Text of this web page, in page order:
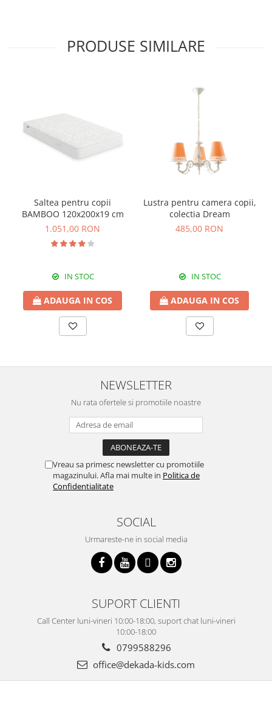
PRODUSE SIMILARE
Saltea pentru copii
BAMBOO 120x200x19 cm
1.051,00 RON
IN STOC
ADAUGA IN COS
Lustra pentru camera copii,
colectia Dream
485,00 RON
IN STOC
ADAUGA IN COS
NEWSLETTER
Nu rata ofertele si promotiile noastre
Vreau sa primesc newsletter cu promotiile
magazinului. Afla mai multe in Politica de
Confidentialitate
SOCIAL
Urmareste-ne in social media
SUPORT CLIENTI
Call Center luni-vineri 10:00-18:00, suport chat luni-vineri
10:00-18:00
0799588296
office@dekada-kids.com